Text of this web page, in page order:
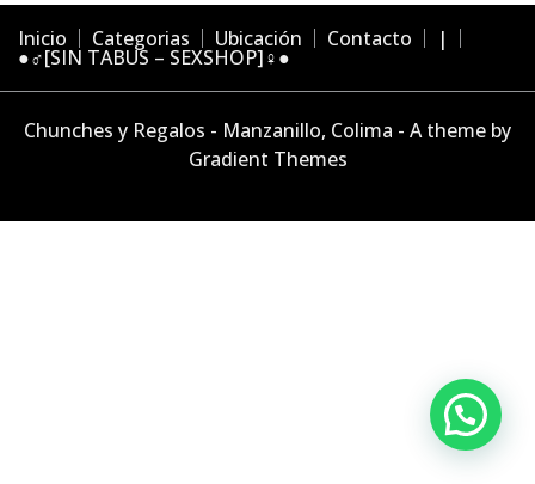
Inicio Categorias Ubicación Contacto |
●♂[SIN TABUS – SEXSHOP]♀●
Chunches y Regalos - Manzanillo, Colima - A theme by
Gradient Themes